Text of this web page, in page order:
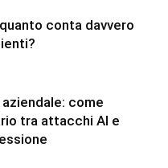
conta davvero
come
tra attacchi AI e